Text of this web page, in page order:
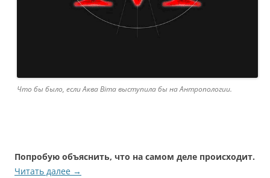
Что бы было, если Аква Віта выступила бы на Антропологии.
Попробую объяснить, что на самом деле происходит.
Читать далее →